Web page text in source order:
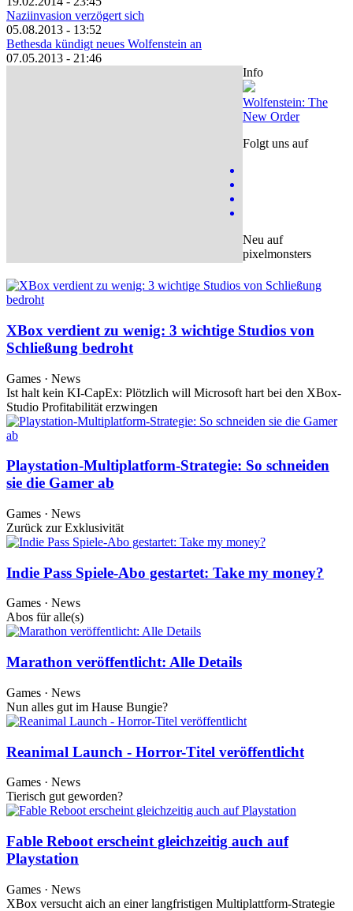
Naziinvasion verzögert sich
05.08.2013 - 13:52
Bethesda kündigt neues Wolfenstein an
07.05.2013 - 21:46
Info
Wolfenstein: The
New Order
Folgt uns auf
Neu auf
pixelmonsters
XBox verdient zu wenig: 3 wichtige Studios von
Schließung bedroht
Games · News
Ist halt kein KI-CapEx: Plötzlich will Microsoft hart bei den XBox-
Studio Profitabilität erzwingen
Playstation-Multiplatform-Strategie: So schneiden
sie die Gamer ab
Games · News
Zurück zur Exklusivität
Indie Pass Spiele-Abo gestartet: Take my money?
Games · News
Abos für alle(s)
Marathon veröffentlicht: Alle Details
Games · News
Nun alles gut im Hause Bungie?
Reanimal Launch - Horror-Titel veröffentlicht
Games · News
Tierisch gut geworden?
Fable Reboot erscheint gleichzeitig auch auf
Playstation
Games · News
XBox versucht aich an einer langfristigen Multiplattform-Strategie